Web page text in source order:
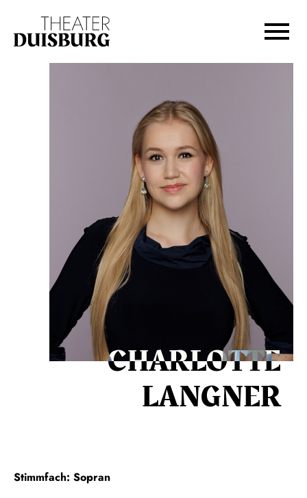
Zur Hauptnavigation springen
Zum Footer springen
CHARLOTTE
LANGNER
Stimmfach: Sopran